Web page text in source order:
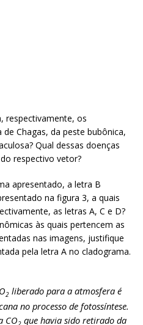
respectivamente, os
Chagas, da peste bubônica,
Qual dessas doenças
respectivo vetor?
apresentado, a letra B
na figura 3, a quais
as letras A, C e D?
às quais pertencem as
nas imagens, justifique
pela letra A no cladograma.
2 liberado para a atmosfera é
no processo de fotossíntese.
CO que havia sido retirado da